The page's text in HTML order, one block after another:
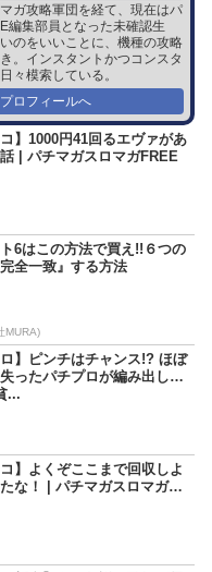
ガ攻略軍団を経て、現在はパ
編集部員となった未確認生
のをいいことに、機種の攻略
。インスタントかつコンスタ
々模索している。
ロフィールへ
コ】1000円41回るエヴァがあ
| パチマガスロマガFREE
6はこの方法で買え!!６つの
全一致』する方法
MURA)
ロ】ピンチはチャンス!? ほぼ
ったパチプロが編み出し
...
コ】よくぞここまで回収しよ
な！ | パチマガスロマガFR